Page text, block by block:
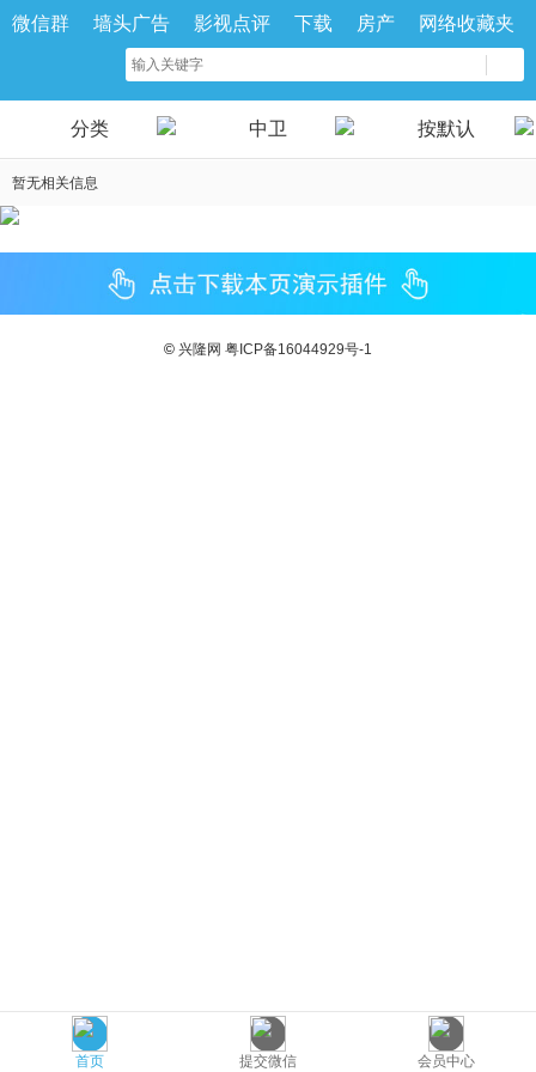
微信群 墙头广告 影视点评 下载 房产 网络收藏夹
分类 中卫 按默认
暂无相关信息
首页 提交微信 会员中心
© 兴隆网 粤ICP备16044929号-1